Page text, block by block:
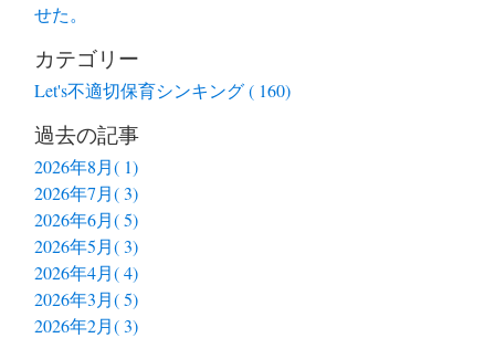
せた。
カテゴリー
Let's不適切保育シンキング ( 160)
過去の記事
2026年8月( 1)
2026年7月( 3)
2026年6月( 5)
2026年5月( 3)
2026年4月( 4)
2026年3月( 5)
2026年2月( 3)